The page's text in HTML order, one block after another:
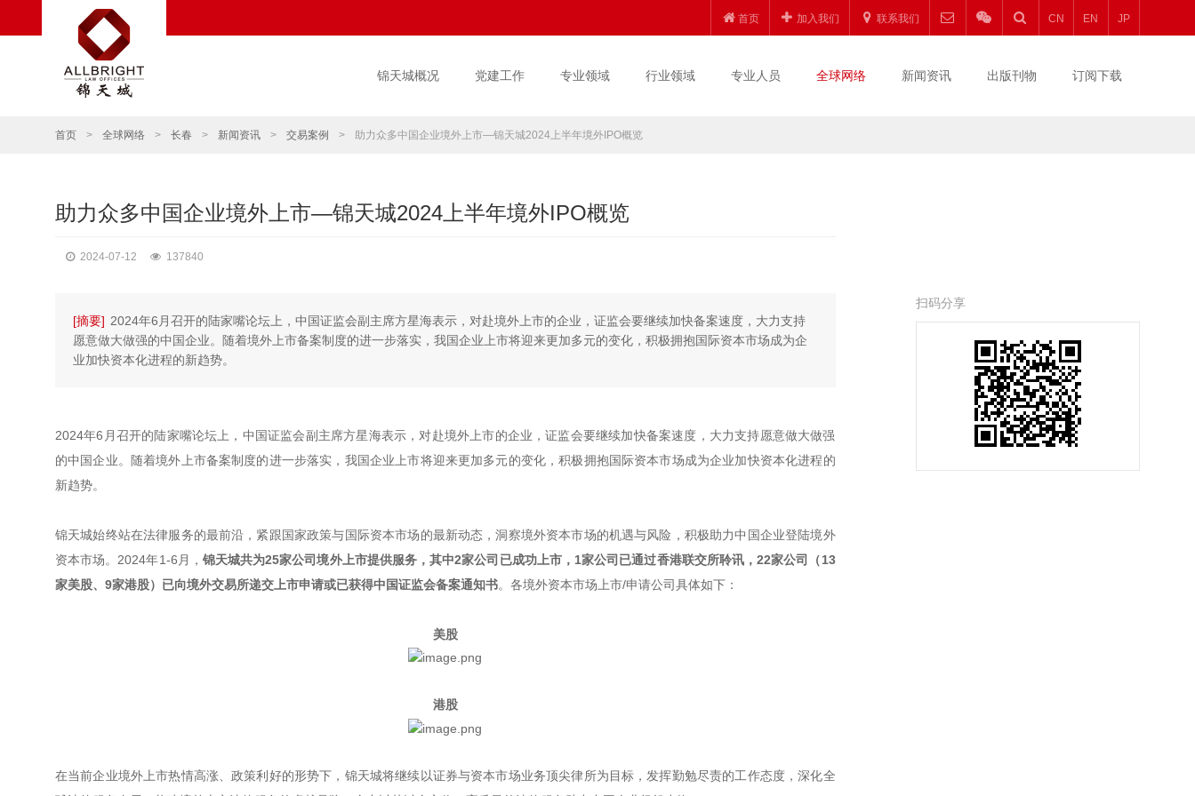
首页 加入我们 联系我们 CN EN JP
锦天城概况 党建工作 专业领域 行业领域 专业人员 全球网络 新闻资讯 出版刊物 订阅下载
首页 > 全球网络 > 长春 > 新闻资讯 > 交易案例 > 助力众多中国企业境外上市—锦天城2024上半年境外IPO概览
助力众多中国企业境外上市—锦天城2024上半年境外IPO概览
2024-07-12 137840
[摘要] 2024年6月召开的陆家嘴论坛上，中国证监会副主席方星海表示，对赴境外上市的企业，证监会要继续加快备案速度，大力支持
愿意做大做强的中国企业。随着境外上市备案制度的进一步落实，我国企业上市将迎来更加多元的变化，积极拥抱国际资本市场成为企
业加快资本化进程的新趋势。
2024年6月召开的陆家嘴论坛上，中国证监会副主席方星海表示，对赴境外上市的企业，证监会要继续加快备案速度，大力支持愿意做大做强
的中国企业。随着境外上市备案制度的进一步落实，我国企业上市将迎来更加多元的变化，积极拥抱国际资本市场成为企业加快资本化进程的
新趋势。
锦天城始终站在法律服务的最前沿，紧跟国家政策与国际资本市场的最新动态，洞察境外资本市场的机遇与风险，积极助力中国企业登陆境外
资本市场。2024年1-6月， 锦天城共为25家公司境外上市提供服务，其中2家公司已成功上市，1家公司已通过香港联交所聆讯，22家公司（13
家美股、9家港股）已向境外交易所递交上市申请或已获得中国证监会备案通知书。各境外资本市场上市/申请公司具体如下：
美股
港股
在当前企业境外上市热情高涨、政策利好的形势下，锦天城将继续以证券与资本市场业务顶尖律所为目标，发挥勤勉尽责的工作态度，深化全
扫码分享